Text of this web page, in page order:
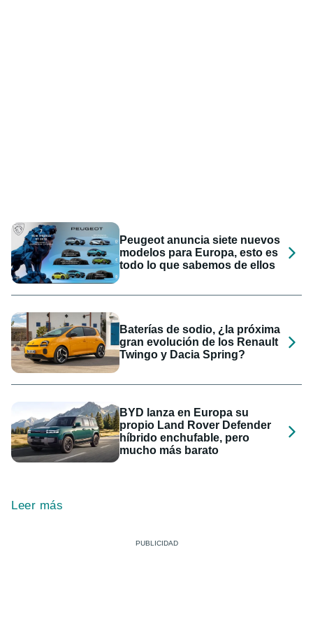
Peugeot anuncia siete nuevos
modelos para Europa, esto es
todo lo que sabemos de ellos
Baterías de sodio, ¿la próxima
gran evolución de los Renault
Twingo y Dacia Spring?
BYD lanza en Europa su
propio Land Rover Defender
híbrido enchufable, pero
mucho más barato
Leer más